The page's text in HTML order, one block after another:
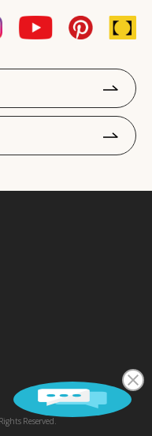
Reserved.